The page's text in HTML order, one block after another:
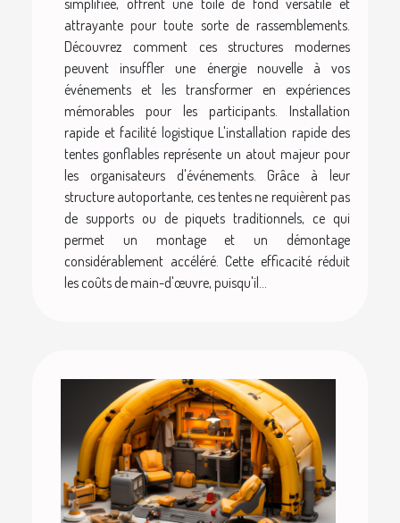
simplifiée, offrent une toile de fond versatile et
attrayante pour toute sorte de rassemblements.
Découvrez comment ces structures modernes
peuvent insuffler une énergie nouvelle à vos
événements et les transformer en expériences
mémorables pour les participants. Installation
rapide et facilité logistique L'installation rapide des
tentes gonflables représente un atout majeur pour
les organisateurs d'événements. Grâce à leur
structure autoportante, ces tentes ne requièrent pas
de supports ou de piquets traditionnels, ce qui
permet un montage et un démontage
considérablement accéléré. Cette efficacité réduit
les coûts de main-d'œuvre, puisqu'il...